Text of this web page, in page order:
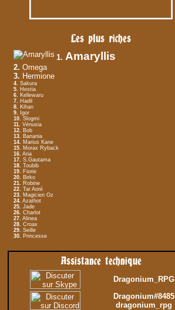
Les plus riches
1. Amaryllis
2. Omega
3. Hermione
4. Sakura
5. Hestia
6. Kellewaru
7. Hadil
8. Kihan
9. Igor
10. Slogmi
11. Vénusia
12. Bob
13. Banania
14. Marius Kane
15. Morax Ryback
16. Aria
17. S.Gautama
18. Toubib
19. Fiorie
20. Birko
21. Robine
22. Tar Aoré
23. Magicien Oz
24. Azathot
25. Jade
26. Charlot
27. Alinea
28. Croax
29. Seille
30. Princesse
Assistance technique
Dragonium_RPG
Dragonium#8485
dragonium_rpg